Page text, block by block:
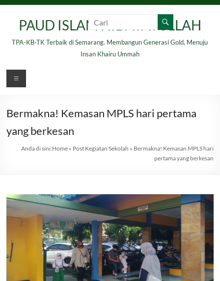
contentPAUD ISLAM HIDAYATULLAH
TPA-KB-TK Terbaik di Semarang. Membangun Generasi Gold, Menuju
Insan Khairu Ummah
Menu
Bermakna! Kemasan MPLS hari pertama
yang berkesan
Anda di sini:Home» Post Kegiatan Sekolah » Bermakna! Kemasan MPLS hari
pertama yang berkesan